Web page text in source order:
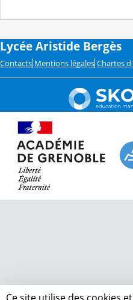
Lycée Aristide Bergès
Contacts Mentions légales Chartes